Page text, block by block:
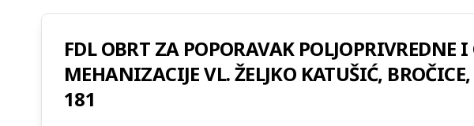
FDL OBRT ZA POPORAVAK POLJOPRIVREDNE
MEHANIZACIJE VL. ŽELJKO KATUŠIĆ,
181